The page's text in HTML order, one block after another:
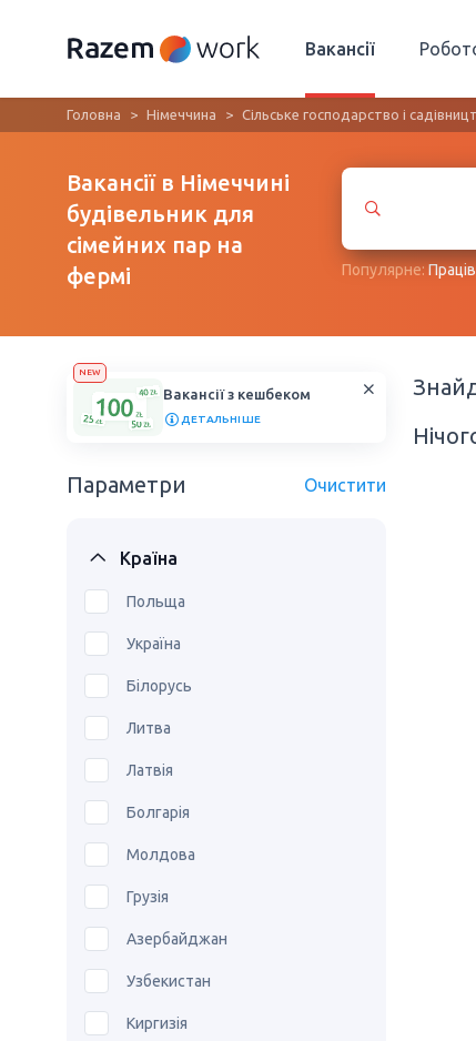
Вакансії
Головна Німеччина Сільське господарство і
Вакансії в Німеччині
будівельник для
сімейних пар на
фермі
Популярне:
NEW
Вакансії з кешбеком
ДЕТАЛЬНІШЕ
Параметри Очистити
Країна
Польща
Україна
Білорусь
Литва
Латвія
Болгарія
Молдова
Грузія
Азербайджан
Узбекистан
Киргизія